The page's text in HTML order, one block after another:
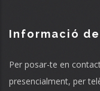
Informació
Per posar-te en
presencialment, per